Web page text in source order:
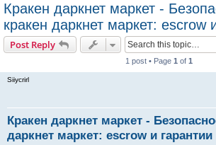
Кракен даркнет маркет -
кракен даркнет маркет: escrow
Post Reply
1 post • Page 1 of 1
Siiycrirl
Кракен даркнет маркет -
даркнет маркет: escrow и гарантии